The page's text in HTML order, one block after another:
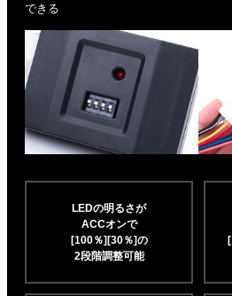
できる
LEDの明るさが
ACCオンで
[100％][30％]の
2段階調整可能